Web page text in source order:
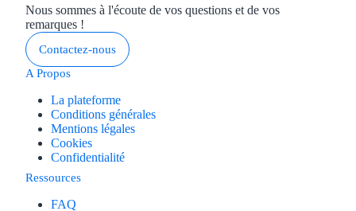
Nous sommes à l'écoute de vos questions et de vos
remarques !
Contactez-nous
A Propos
La plateforme
Conditions générales
Mentions légales
Cookies
Confidentialité
Ressources
FAQ